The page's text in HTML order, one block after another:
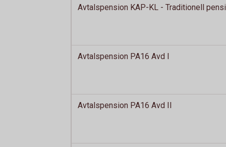
Avtalspension KAP-KL - Traditionell
Avtalspension PA16 Avd I
Avtalspension PA16 Avd II